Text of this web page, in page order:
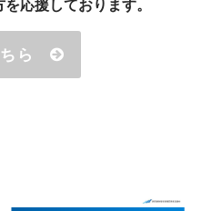
応援しております。
ら